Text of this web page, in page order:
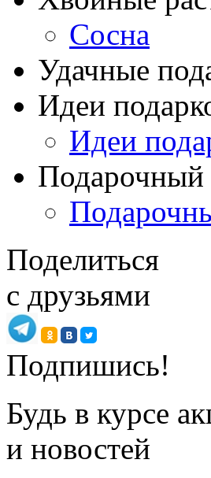
Сосна
Удачные
Идеи
Идеи
Подарочный
Поделиться
с друзьями
Подпишись!
Будь в курсе
и новостей